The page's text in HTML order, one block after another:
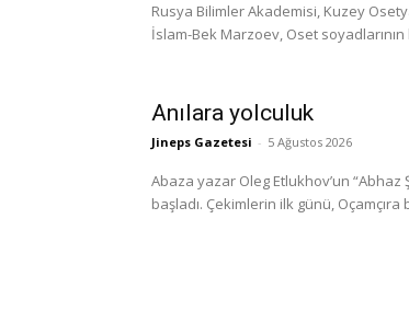
Rusya Bilimler Akademisi, Kuzey
İslam-Bek Marzoev, Oset soyadlarının
Anılara yolculuk
Jineps Gazetesi - 5 Ağustos 2026
Abaza yazar Oleg Etlukhov’un
başladı. Çekimlerin ilk günü,